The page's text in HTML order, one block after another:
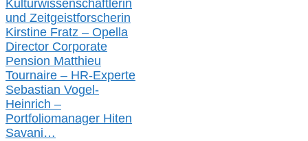
Kulturwissenschaftlerin
und Zeitgeistforscherin
Kirstine Fratz – Opella
Director Corporate
Pension Matthieu
Tournaire – HR-Experte
Sebastian Vogel-
Heinrich –
Portfoliomanager Hiten
Savani…